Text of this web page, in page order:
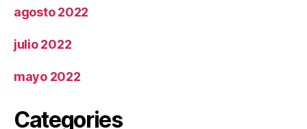
agosto 2022
julio 2022
mayo 2022
Categories